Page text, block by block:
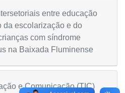
entre educação
da escolarização e do
com síndrome
na Baixada Fluminense
e Comunicação (TIC)